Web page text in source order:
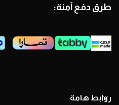
طرق دفع آمنة:
روابط هامة